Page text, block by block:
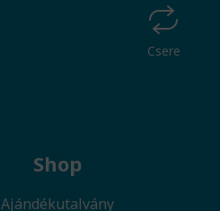
Csere
Shop
Ajándékutalvány